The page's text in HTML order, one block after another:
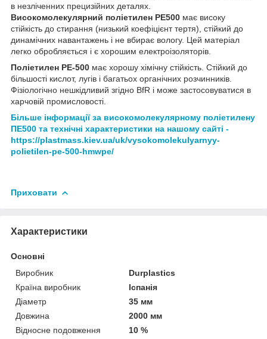
в незліченних прецизійних деталях.
Високомолекулярний поліетилен PE500 має високу
стійкість до стирання (низький коефіцієнт тертя), стійкий до
динамічних навантажень і не вбирає вологу. Цей матеріал
легко обробляється і є хорошим електроізоляторів.
Поліетилен PE-500 має хорошу хімічну стійкість. Стійкий до
більшості кислот, лугів і багатьох органічних розчинників.
Фізіологічно нешкідливий згідно BfR і може застосовуватися в
харчовій промисловості.
Більше інформації за високомолекулярному поліетилену
ПЕ500 та технічні характеристики на нашому сайті -
https://plastmass.kiev.ua/uk/vysokomolekulyarnyy-
polietilen-pe-500-hmwpe/
Приховати
Характеристики
Основні
Виробник
Durplastics
Країна виробник
Іспанія
Діаметр
35 мм
Довжина
2000 мм
Відносне подовження
10 %